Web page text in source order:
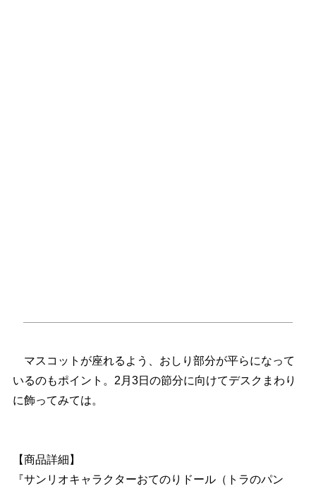
マスコットが座れるよう、おしり部分が平らになって
いるのもポイント。2月3日の節分に向けてデスクまわり
に飾ってみては。
【商品詳細】
『サンリオキャラクターおてのりドール（トラのパン